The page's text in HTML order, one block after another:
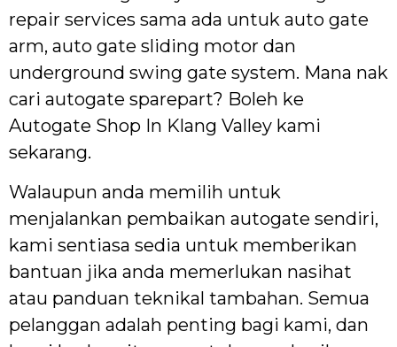
repair services sama ada untuk auto gate
arm, auto gate sliding motor dan
underground swing gate system. Mana nak
cari autogate sparepart? Boleh ke
Autogate Shop In Klang Valley kami
sekarang.
Walaupun anda memilih untuk
menjalankan pembaikan autogate sendiri,
kami sentiasa sedia untuk memberikan
bantuan jika anda memerlukan nasihat
atau panduan teknikal tambahan. Semua
pelanggan adalah penting bagi kami, dan